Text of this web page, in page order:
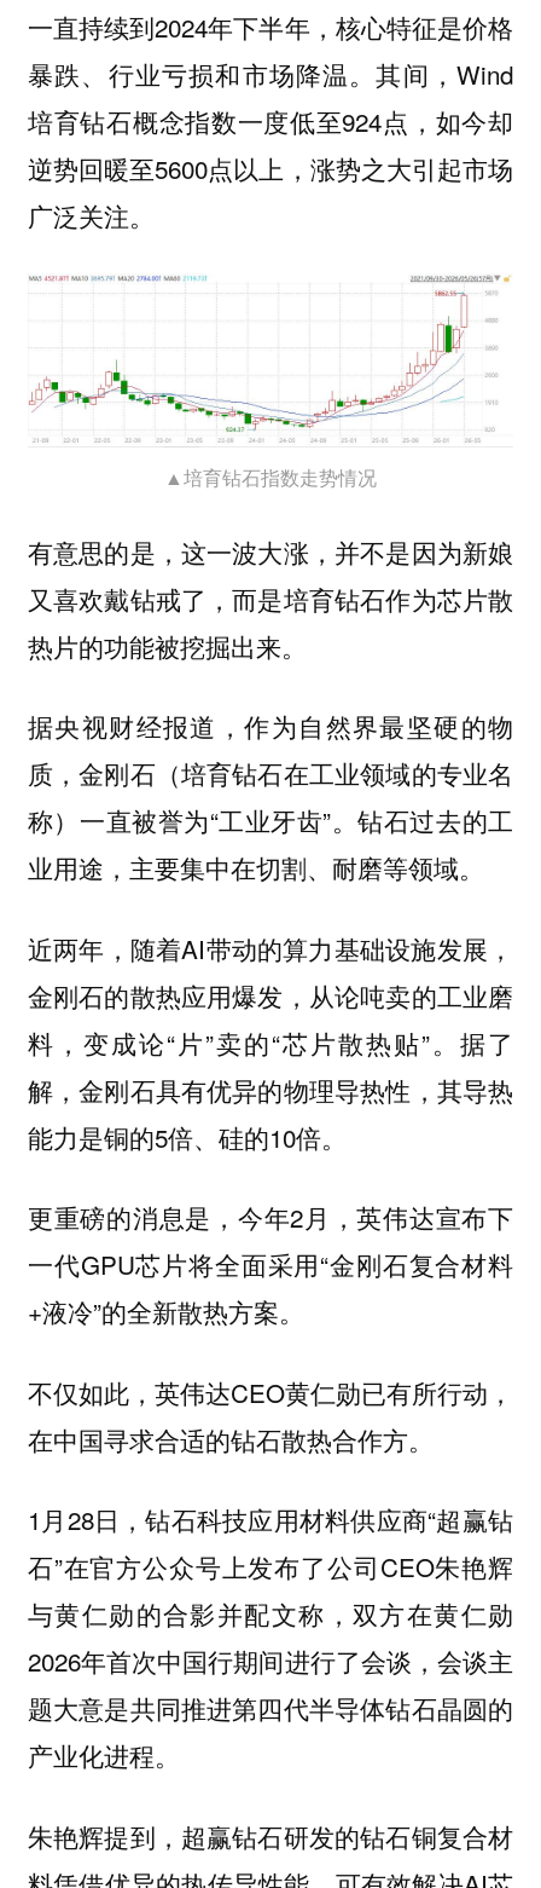
一直持续到2024年下半年，核心特征是价格
暴跌、行业亏损和市场降温。其间，Wind
培育钻石概念指数一度低至924点，如今却
逆势回暖至5600点以上，涨势之大引起市场
广泛关注。
▲培育钻石指数走势情况
有意思的是，这一波大涨，并不是因为新娘
又喜欢戴钻戒了，而是培育钻石作为芯片散
热片的功能被挖掘出来。
据央视财经报道，作为自然界最坚硬的物
质，金刚石（培育钻石在工业领域的专业名
称）一直被誉为“工业牙齿”。钻石过去的工
业用途，主要集中在切割、耐磨等领域。
近两年，随着AI带动的算力基础设施发展，
金刚石的散热应用爆发，从论吨卖的工业磨
料，变成论“片”卖的“芯片散热贴”。据了
解，金刚石具有优异的物理导热性，其导热
能力是铜的5倍、硅的10倍。
更重磅的消息是，今年2月，英伟达宣布下
一代GPU芯片将全面采用“金刚石复合材料
+液冷”的全新散热方案。
不仅如此，英伟达CEO黄仁勋已有所行动，
在中国寻求合适的钻石散热合作方。
1月28日，钻石科技应用材料供应商“超赢钻
石”在官方公众号上发布了公司CEO朱艳辉
与黄仁勋的合影并配文称，双方在黄仁勋
2026年首次中国行期间进行了会谈，会谈主
题大意是共同推进第四代半导体钻石晶圆的
产业化进程。
朱艳辉提到，超赢钻石研发的钻石铜复合材